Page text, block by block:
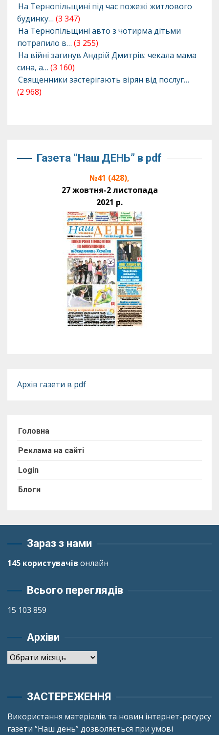
На Тернопільщині під час пожежі житлового
будинку… (3 347)
На Тернопільщині авто з чотирма дітьми
потрапило в… (3 255)
На війні загинув Андрій Дмитрів: чекала мама
сина, а… (3 160)
Священники застерігають вірян від послуг…
(2 968)
Газета “Наш ДЕНЬ” в pdf
№41 (428),
27 жовтня-2 листопада
2021 р.
Архів газети в pdf
Головна
Реклама на сайті
Login
Блоги
Зараз з нами
145 користувачів онлайн
Всього переглядів
15 103 859
Архіви
Архіви
ЗАСТЕРЕЖЕННЯ
Використання матеріалів та новин інтернет-ресурсу
газети “Наш день” дозволяється при умові